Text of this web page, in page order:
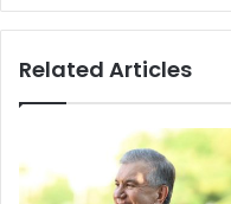
Related Articles